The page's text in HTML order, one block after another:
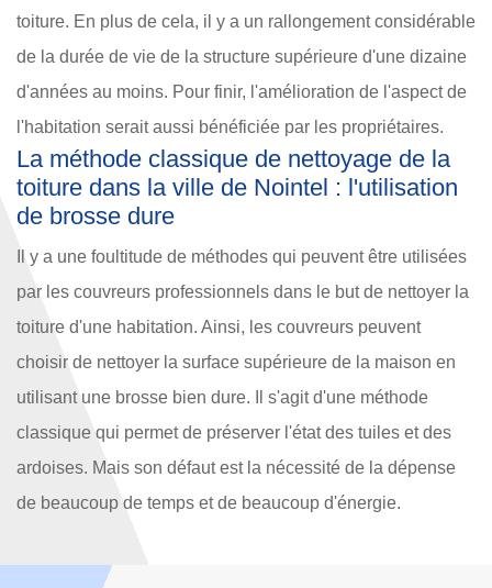
toiture. En plus de cela, il y a un rallongement considérable
de la durée de vie de la structure supérieure d'une dizaine
d'années au moins. Pour finir, l'amélioration de l'aspect de
l'habitation serait aussi bénéficiée par les propriétaires.
La méthode classique de nettoyage de la
toiture dans la ville de Nointel : l'utilisation
de brosse dure
Il y a une foultitude de méthodes qui peuvent être utilisées
par les couvreurs professionnels dans le but de nettoyer la
toiture d'une habitation. Ainsi, les couvreurs peuvent
choisir de nettoyer la surface supérieure de la maison en
utilisant une brosse bien dure. Il s'agit d'une méthode
classique qui permet de préserver l'état des tuiles et des
ardoises. Mais son défaut est la nécessité de la dépense
de beaucoup de temps et de beaucoup d'énergie.